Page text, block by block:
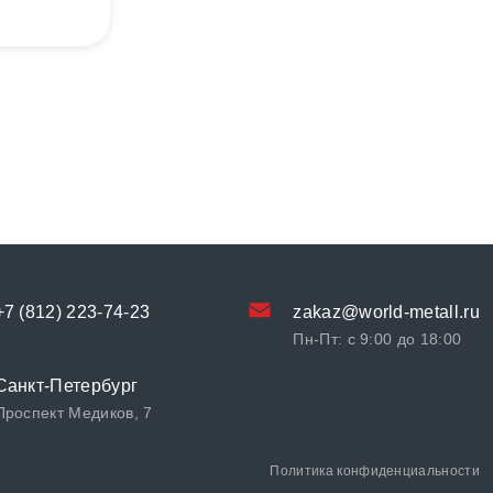
(812) 223-74-23 zakaz@world-metall.ru
Пн-Пт: с 9:00 до 18:00
Петербург
Медиков, 7
Политика конфиденциальности